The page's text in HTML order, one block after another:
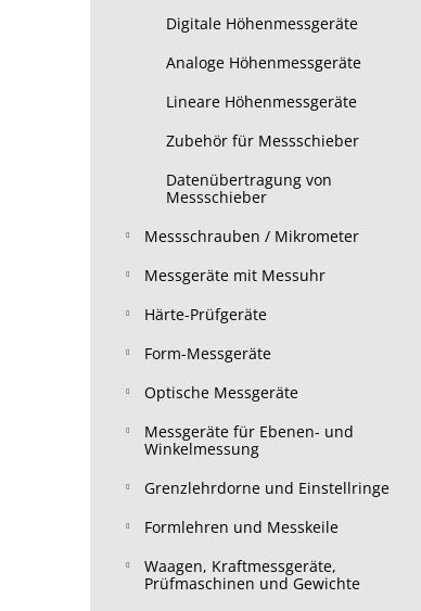
Digitale Höhenmessgeräte
Analoge Höhenmessgeräte
Lineare Höhenmessgeräte
Zubehör für Messschieber
Datenübertragung von
Messschieber
Messschrauben / Mikrometer
Messgeräte mit Messuhr
Härte-Prüfgeräte
Form-Messgeräte
Optische Messgeräte
Messgeräte für Ebenen- und
Winkelmessung
Grenzlehrdorne und Einstellringe
Formlehren und Messkeile
Waagen, Kraftmessgeräte,
Prüfmaschinen und Gewichte